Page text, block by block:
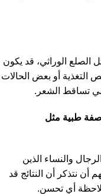
الوراثي، قد يكون
التغذية أو بعض الحالات
تساقط الشعر.
طبية مثل
والنساء الذين
نتذكر أن النتائج قد
أي تحسن.